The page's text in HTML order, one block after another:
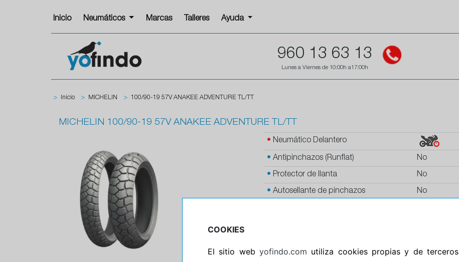
Inicio Neumáticos Marcas Talleres Ayuda
960 13 63 13
Lunes a Viernes de 10:00h a17:00h
> Inicio > MICHELIN > 100/90-19 57V ANAKEE ADVENTURE TL/TT
MICHELIN 100/90-19 57V ANAKEE ADVENTURE TL/TT
• Neumático Delantero
• Antipinchazos (Runflat) No
• Protector de llanta No
• Autosellante de pinchazos No
Banda blanca No
COOKIES
El sitio web yofindo.com utiliza cookies propias y de terceros